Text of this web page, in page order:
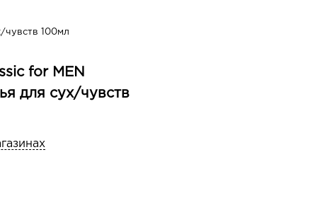
чувств 100мл
for MEN
для сух/чувств